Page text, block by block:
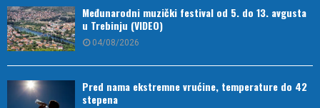
Međunarodni muzički festival od 5. do 13. avgusta
u Trebinju (VIDEO)
04/08/2026
Pred nama ekstremne vrućine, temperature do 42
stepena